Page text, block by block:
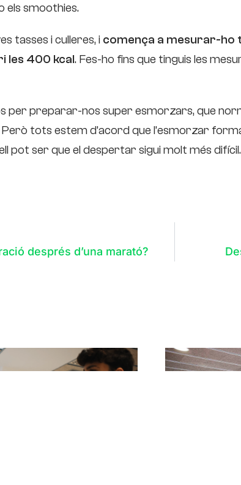
els smoothies.
tasses i culleres, i comença a mesurar-
les 400 kcal. Fes-ho fins que tinguis les
per preparar-nos super esmorzars, que
tots estem d’acord que l’esmorzar
pot ser que el despertar sigui molt més difícil.
després d’una marató?